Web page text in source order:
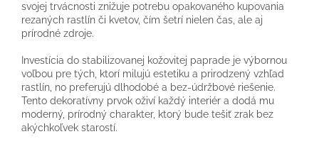
svojej trvácnosti znižuje potrebu opakovaného kupovania
rezaných rastlín či kvetov, čím šetrí nielen čas, ale aj
prírodné zdroje.
Investícia do stabilizovanej kožovitej paprade je výbornou
voľbou pre tých, ktorí milujú estetiku a prirodzený vzhľad
rastlín, no preferujú dlhodobé a bez-údržbové riešenie.
Tento dekoratívny prvok oživí každý interiér a dodá mu
moderný, prírodný charakter, ktorý bude tešiť zrak bez
akýchkoľvek starostí.